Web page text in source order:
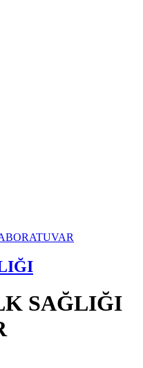
SAĞLIĞI